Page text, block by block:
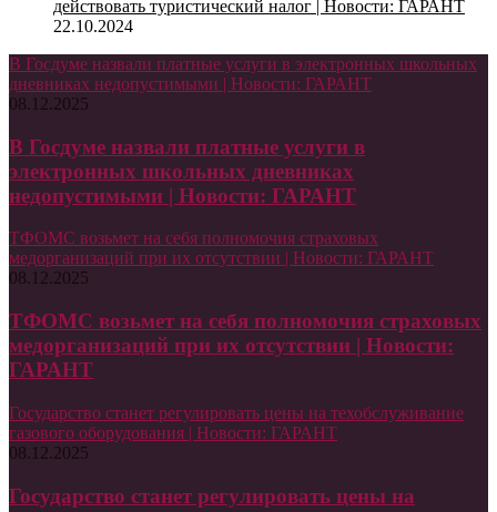
действовать туристический налог | Новости: ГАРАНТ
22.10.2024
В Госдуме назвали платные услуги в электронных школьных
дневниках недопустимыми | Новости: ГАРАНТ
08.12.2025
В Госдуме назвали платные услуги в
электронных школьных дневниках
недопустимыми | Новости: ГАРАНТ
ТФОМС возьмет на себя полномочия страховых
медорганизаций при их отсутствии | Новости: ГАРАНТ
08.12.2025
ТФОМС возьмет на себя полномочия страховых
медорганизаций при их отсутствии | Новости:
ГАРАНТ
Государство станет регулировать цены на техобслуживание
газового оборудования | Новости: ГАРАНТ
08.12.2025
Государство станет регулировать цены на